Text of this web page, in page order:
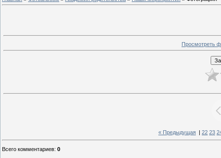
Просмотреть
« Предыдущая 22 23
Всего комментариев: 0